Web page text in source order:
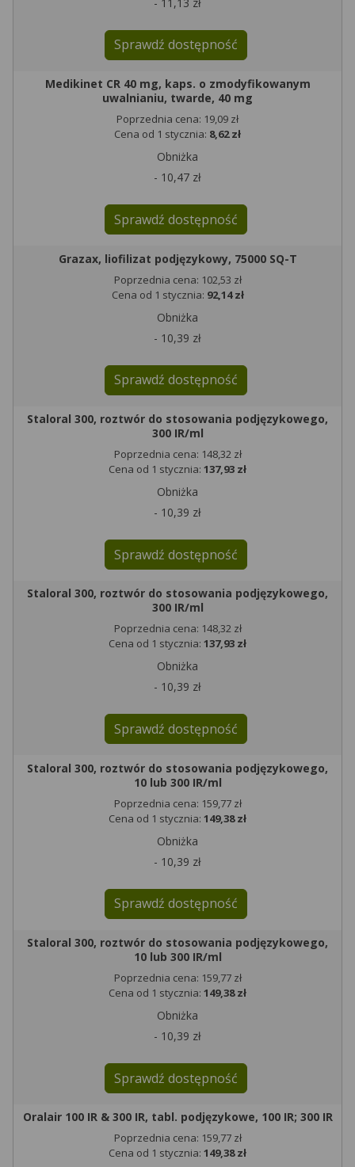
Sprawdź dostępność
Medikinet CR 40 mg, kaps. o zmodyfikowanym
uwalnianiu, twarde, 40 mg
Poprzednia cena: 19,09 zł
Cena od 1 stycznia: 8,62 zł
Obniżka
- 10,47 zł
Sprawdź dostępność
Grazax, liofilizat podjęzykowy, 75000 SQ-T
Poprzednia cena: 102,53 zł
Cena od 1 stycznia: 92,14 zł
Obniżka
- 10,39 zł
Sprawdź dostępność
Staloral 300, roztwór do stosowania podjęzykowego,
300 IR/ml
Poprzednia cena: 148,32 zł
Cena od 1 stycznia: 137,93 zł
Obniżka
- 10,39 zł
Sprawdź dostępność
Staloral 300, roztwór do stosowania podjęzykowego,
300 IR/ml
Poprzednia cena: 148,32 zł
Cena od 1 stycznia: 137,93 zł
Obniżka
- 10,39 zł
Sprawdź dostępność
Staloral 300, roztwór do stosowania podjęzykowego,
10 lub 300 IR/ml
Poprzednia cena: 159,77 zł
Cena od 1 stycznia: 149,38 zł
Obniżka
- 10,39 zł
Sprawdź dostępność
Staloral 300, roztwór do stosowania podjęzykowego,
10 lub 300 IR/ml
Poprzednia cena: 159,77 zł
Cena od 1 stycznia: 149,38 zł
Obniżka
- 10,39 zł
Sprawdź dostępność
Oralair 100 IR & 300 IR, tabl. podjęzykowe, 100 IR; 300 IR
Poprzednia cena: 159,77 zł
Cena od 1 stycznia: 149,38 zł